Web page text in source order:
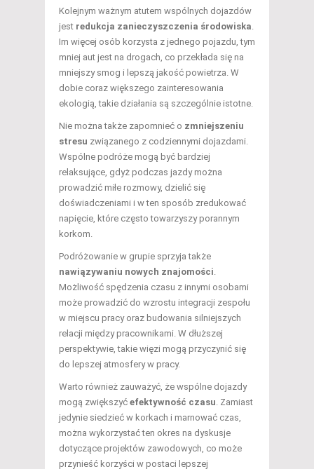
Kolejnym ważnym atutem wspólnych dojazdów
jest redukcja zanieczyszczenia środowiska.
Im więcej osób korzysta z jednego pojazdu, tym
mniej aut jest na drogach, co przekłada się na
mniejszy smog i lepszą jakość powietrza. W
dobie coraz większego zainteresowania
ekologią, takie działania są szczególnie istotne.
Nie można także zapomnieć o zmniejszeniu
stresu związanego z codziennymi dojazdami.
Wspólne podróże mogą być bardziej
relaksujące, gdyż podczas jazdy można
prowadzić miłe rozmowy, dzielić się
doświadczeniami i w ten sposób zredukować
napięcie, które często towarzyszy porannym
korkom.
Podróżowanie w grupie sprzyja także
nawiązywaniu nowych znajomości.
Możliwość spędzenia czasu z innymi osobami
może prowadzić do wzrostu integracji zespołu
w miejscu pracy oraz budowania silniejszych
relacji między pracownikami. W dłuższej
perspektywie, takie więzi mogą przyczynić się
do lepszej atmosfery w pracy.
Warto również zauważyć, że wspólne dojazdy
mogą zwiększyć efektywność czasu. Zamiast
jedynie siedzieć w korkach i marnować czas,
można wykorzystać ten okres na dyskusje
dotyczące projektów zawodowych, co może
przynieść korzyści w postaci lepszej